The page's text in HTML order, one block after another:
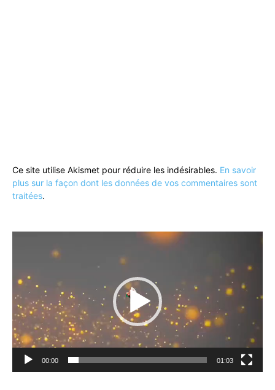
Ce site utilise Akismet pour réduire les indésirables. En savoir
plus sur la façon dont les données de vos commentaires sont
traitées.
00:00 01:03